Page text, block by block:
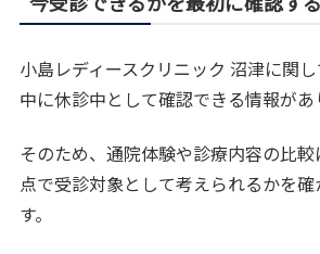
小島レディースクリニック 沼津に関
中に休診中として確認できる情報があ
そのため、通院体験や診療内容の比
点で受診対象として考えられるかを
す。